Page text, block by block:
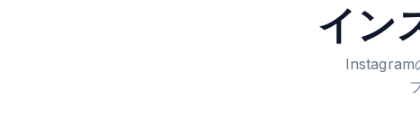
イン
Instagram